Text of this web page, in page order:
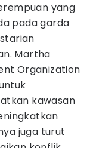
yang
pada garda
Martha
Organization
kawasan
juga turut